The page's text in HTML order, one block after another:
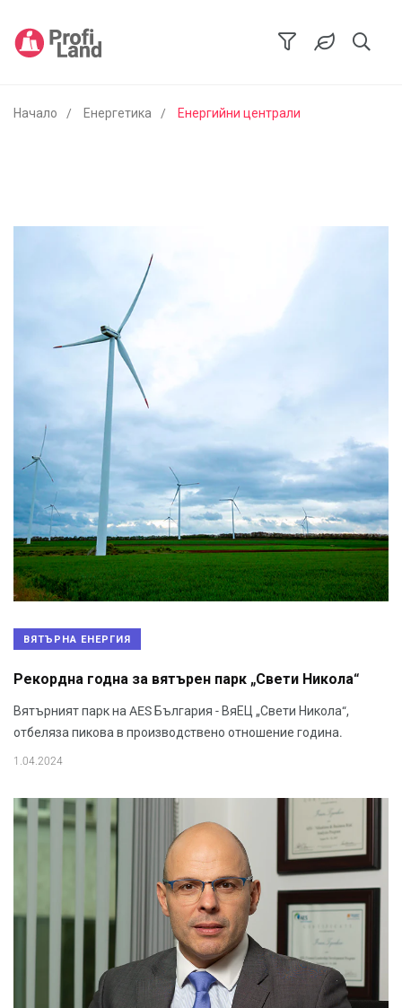
Начало Енергетика Енергийни централи
ВЯТЪРНА ЕНЕРГИЯ
Рекордна годна за вятърен парк „Свети Никола“
Вятърният парк на AES България - ВяЕЦ „Свети Никола“,
отбеляза пикова в производствено отношение година.
1.04.2024